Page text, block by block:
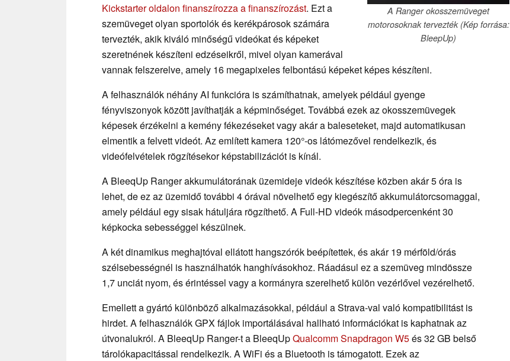
A Ranger okosszemüveget
motorosoknak tervezték (Kép forrása:
BleepUp)
Kickstarter oldalon finanszírozza a finanszírozást. Ezt a
szemüveget olyan sportolók és kerékpárosok számára
tervezték, akik kiváló minőségű videókat és képeket
szeretnének készíteni edzéseikről, mivel olyan kamerával
vannak felszerelve, amely 16 megapixeles felbontású képeket képes készíteni.
A felhasználók néhány AI funkcióra is számíthatnak, amelyek például gyenge
fényviszonyok között javíthatják a képminőséget. Továbbá ezek az okosszemüvegek
képesek érzékelni a kemény fékezéseket vagy akár a baleseteket, majd automatikusan
elmentik a felvett videót. Az említett kamera 120°-os látómezővel rendelkezik, és
videófelvételek rögzítésekor képstabilizációt is kínál.
A BleeqUp Ranger akkumulátorának üzemideje videók készítése közben akár 5 óra is
lehet, de ez az üzemidő további 4 órával növelhető egy kiegészítő akkumulátorcsomaggal,
amely például egy sisak hátuljára rögzíthető. A Full-HD videók másodpercenként 30
képkocka sebességgel készülnek.
A két dinamikus meghajtóval ellátott hangszórók beépítettek, és akár 19 mérföld/órás
szélsebességnél is használhatók hanghívásokhoz. Ráadásul ez a szemüveg mindössze
1,7 unciát nyom, és érintéssel vagy a kormányra szerelhető külön vezérlővel vezérelhető.
Emellett a gyártó különböző alkalmazásokkal, például a Strava-val való kompatibilitást is
hirdet. A felhasználók GPX fájlok importálásával hallható információkat is kaphatnak az
útvonalukról. A BleeqUp Ranger-t a BleeqUpQualcomm Snapdragon W5és 32 GB belső
tárolókapacitással rendelkezik. A WiFi és a Bluetooth is támogatott. Ezek az